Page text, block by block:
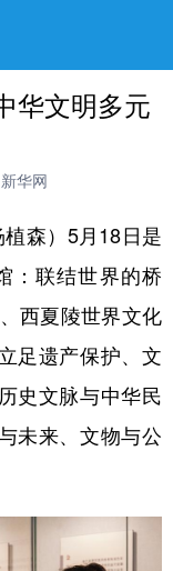
华文明多元
华网
森）5月18日是
：联结世界的桥
西夏陵世界文化
足遗产保护、文
史文脉与中华民
未来、文物与公